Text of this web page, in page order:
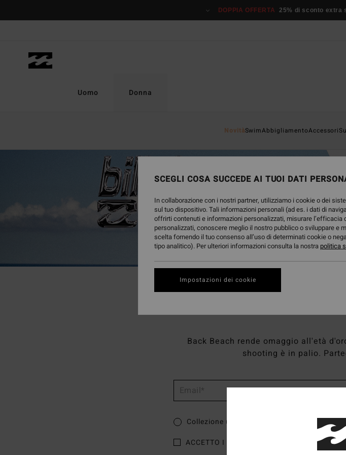
DOPPIA OFFERTA 25% di sconto extra
Uomo Donna
NovitàSwimAbbigliamentoAccessori
Gli anni '90
Back Beach rende omaggio all'età
shooting è in palio.
Collezione uomo
Collezione donna
ACCETTO I TERMINI E LE
CONDIZIONI DI
SCEGLI COSA SUCCEDE AI TUOI DATI
In collaborazione con i nostri partner, utilizziamo i cookie o dei
sul tuo dispositivo. Tali informazioni personali (ad es. i dati di
offrirti contenuti e informazioni personalizzati, misurare
personalizzati, conoscere meglio il nostro pubblico o sviluppare e
scelta fornendo il tuo consenso all’uso di determinati cookie o
tipo analitico). Per ulteriori informazioni consulta la nostra politica
Impostazioni dei cookie